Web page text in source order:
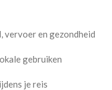
en gezondheid
gebruiken
je reis